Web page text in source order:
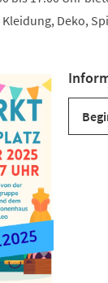
Deko,